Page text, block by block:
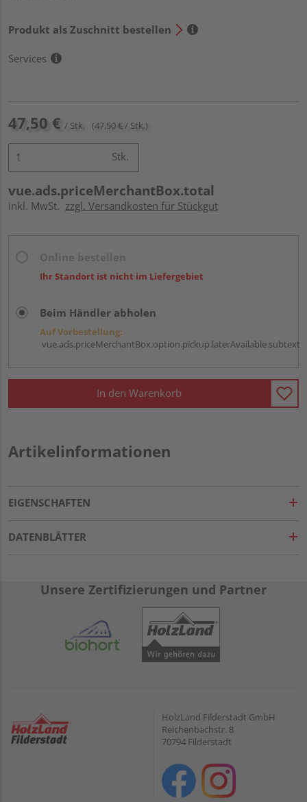
Produkt als Zuschnitt bestellen
Services
47,50 € / Stk. (47,50 € / Stk.)
Stk.
vue.ads.priceMerchantBox.total
inkl. MwSt. zzgl. Versandkosten für Stückgut
Ihr Standort ist nicht im Liefergebiet
Beim Händler abholen
Auf Vorbestellung:
vue.ads.priceMerchantBox.option.pickup.laterAvailable.subtext
In den Warenkorb
Artikelinformationen
EIGENSCHAFTEN
DATENBLÄTTER
Unsere Zertifizierungen und Partner
HolzLand Filderstadt GmbH
Reichenbachstr. 8
70794 Filderstadt